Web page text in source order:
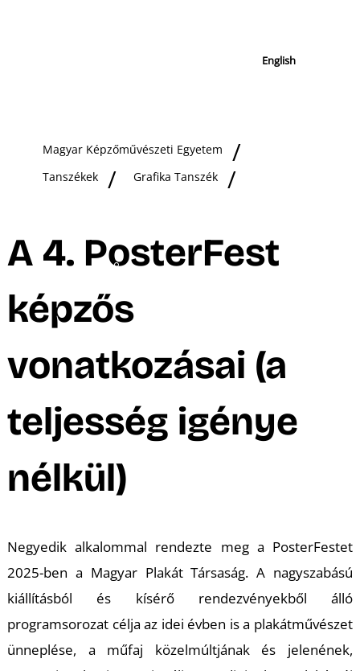
English
Magyar Képzőművészeti Egyetem
Tanszékek
Grafika Tanszék
A 4. PosterFest
képzős
vonatkozásai (a
teljesség igénye
nélkül)
Negyedik alkalommal rendezte meg a PosterFestet
2025-ben a Magyar Plakát Társaság. A nagyszabású
kiállításból és kísérő rendezvényekből álló
programsorozat célja az idei évben is a plakátművészet
ünneplése, a műfaj közelmúltjának és jelenének,